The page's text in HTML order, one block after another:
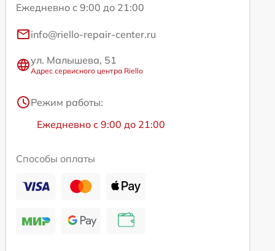
Ежедневно с 9:00 до 21:00
info@riello-repair-center.ru
ул. Малышева, 51
Адрес сервисного центра Riello
Режим работы:
Ежедневно с 9:00 до 21:00
Способы оплаты